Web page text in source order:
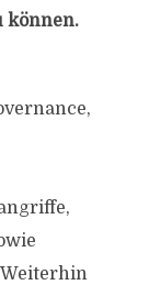
können.